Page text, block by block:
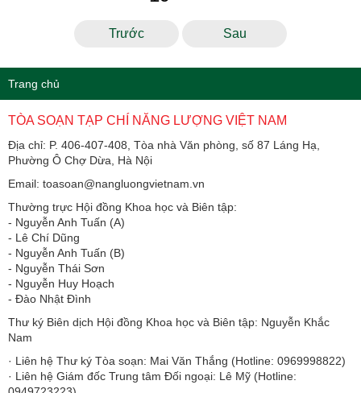
Trước Sau
Trang chủ
TÒA SOẠN TẠP CHÍ NĂNG LƯỢNG VIỆT NAM
Địa chỉ: P. 406-407-408, Tòa nhà Văn phòng, số 87 Láng Hạ,
Phường Ô Chợ Dừa, Hà Nội
Email: toasoan@nangluongvietnam.vn
Thường trực Hội đồng Khoa học và Biên tập:
​​​​​​- Nguyễn Anh Tuấn (A)
- Lê Chí Dũng
- Nguyễn Anh Tuấn (B)
- Nguyễn Thái Sơn
- Nguyễn Huy Hoạch
- Đào Nhật Đình
Thư ký Biên dịch Hội đồng Khoa học và Biên tập: Nguyễn Khắc
Nam
· Liên hệ Thư ký Tòa soạn: Mai Văn Thắng (Hotline: 0969998822)
· Liên hệ Giám đốc Trung tâm Đối ngoại: Lê Mỹ (Hotline: